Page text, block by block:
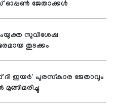
ഓപ്പണ്‍ ജേതാക്കള്‍
സുവിശേഷ
തുടക്കം
ദി ഇയര്‍' പുരസ്‌കാര ജേതാവും